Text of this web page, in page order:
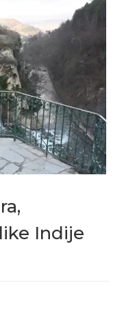
Indije